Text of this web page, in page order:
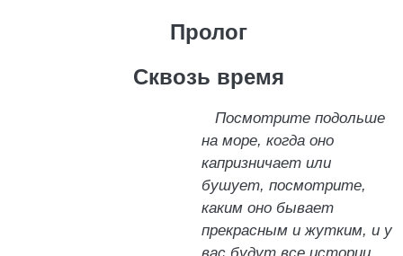
Пролог
Сквозь время
Посмотрите подольше
на море, когда оно
капризничает или
бушует, посмотрите,
каким оно бывает
прекрасным и жутким, и у